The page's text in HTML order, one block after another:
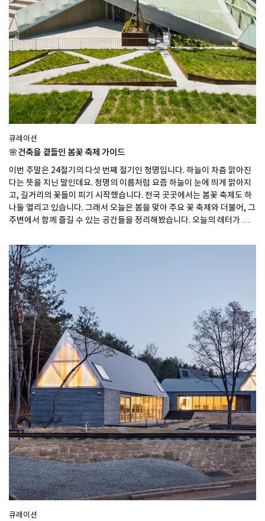
큐레이션
🌸건축을 곁들인 봄꽃 축제 가이드
이번 주말은 24절기의 다섯 번째 절기인 청명입니다. 하늘이 차츰 맑아진
다는 뜻을 지닌 말인데요. 청명의 이름처럼 요즘 하늘이 눈에 띄게 맑아지
고, 길거리의 꽃들이 피기 시작했습니다. 전국 곳곳에서는 봄꽃 축제도 하
나둘 열리고 있습니다. 그래서 오늘은 봄을 맞아 주요 꽃 축제와 더불어, 그
주변에서 함께 즐길 수 있는 공간들을 정리해봤습니다. 오늘의 레터가 꽃
니다.🌼
큐레이션